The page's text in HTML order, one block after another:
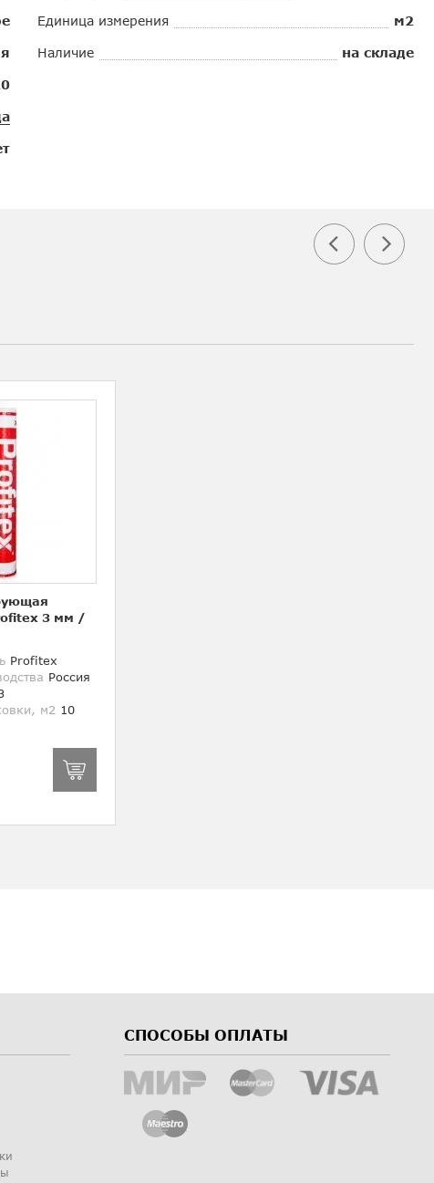
Единица измерения м2
Наличие на складе
3 мм /
Profitex
Россия
м2 10
СПОСОБЫ ОПЛАТЫ